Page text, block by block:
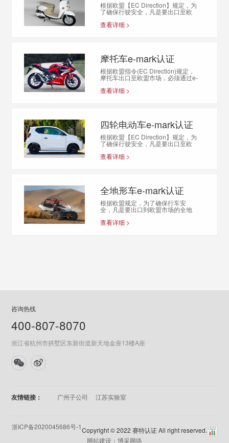
根据欧盟【EC Direction】规定，为
了确保行驶安全，凡是要出口至欧
盟成员国市场的两轮电动车，必须
通过欧盟e-ma…
查看详细 >
摩托车e-mark认证
根据欧盟指令(EC Direction)规定，
摩托车出口至欧盟市场，必须通过e-
mark认证的相关测试和工厂检查，
并在产…
查看详细 >
四轮电动车e-mark认证
根据欧盟【EC Direction】规定，为
了确保行驶安全，凡是要出口至欧
盟成员国市场的四轮电动车，必须
通过欧盟e-ma…
查看详细 >
全地形车e-mark认证
根据欧盟规定，为了确保行车安
全，凡是要出口到欧盟市场的全地
形车，必须通过e-mark认证，并在
产品上印刻相应的e标志，否…
查看详细 >
咨询热线
400-807-8070
浙江省杭州市拱墅区东新街道新天地金座13楼A座
友情链接： 广州子公司 江苏实验室
浙ICP备2020045686号-1Copyright © 2022 赛特认证 All right reserved.
网站建设：博采网络